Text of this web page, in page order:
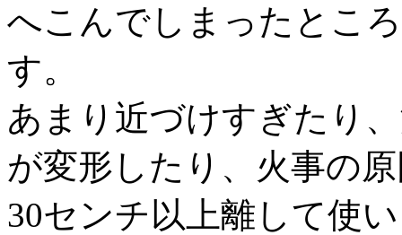
へこんでしまったとこ
す。
あまり近づけすぎたり
が変形したり、火事の
30センチ以上離して使